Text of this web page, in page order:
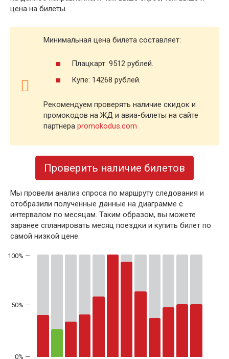
цена на билеты.
Минимальная цена билета составляет:
Плацкарт: 9512 рублей.
Купе: 14268 рублей.
Рекомендуем проверять наличие скидок и
промокодов на ЖД и авиа-билеты на сайте
партнера promokodus.com
Проверить наличие билетов
Мы провели анализ спроса по маршруту следования и
отобразили полученные данные на диаграмме с
интервалом по месяцам. Таким образом, вы можете
заранее спланировать месяц поездки и купить билет по
самой низкой цене.
50% —